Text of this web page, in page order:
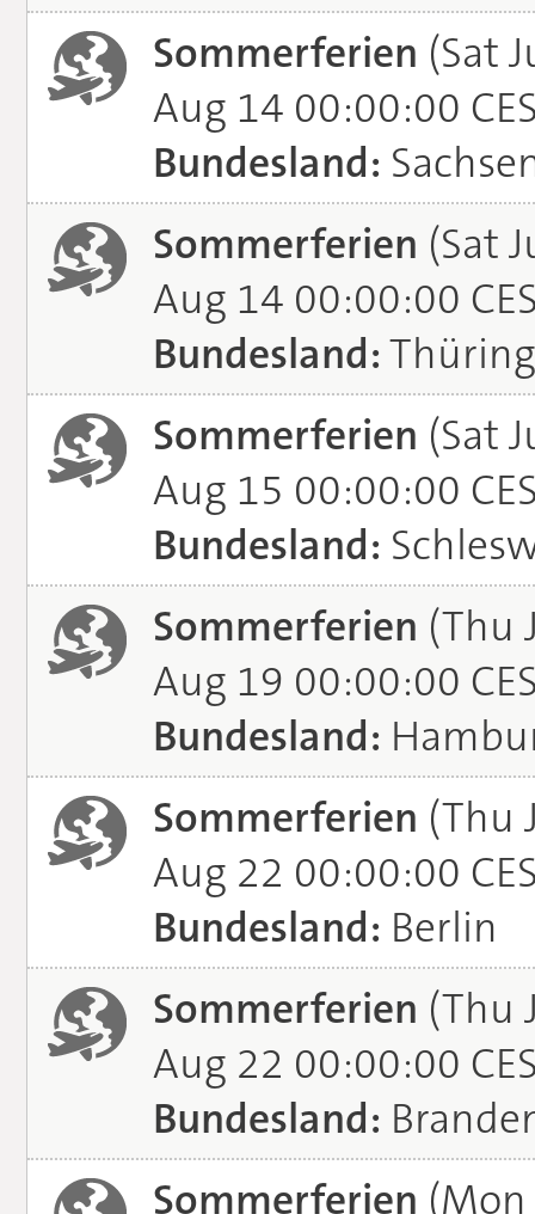
Sommerferien (Sat
Aug 14 00:00:00
Bundesland:
Sommerferien (Sat
Aug 14 00:00:00
Bundesland:
Sommerferien (Sat
Aug 15 00:00:00
Bundesland:
Sommerferien (Thu
Aug 19 00:00:00
Bundesland:
Sommerferien (Thu
Aug 22 00:00:00
Bundesland: Berlin
Sommerferien (Thu
Aug 22 00:00:00
Bundesland:
Sommerferien (Mon